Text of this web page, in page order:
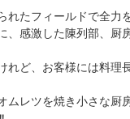
れたフィールドで全力
感激した陳列部、厨
れど、お客様には料理
ムレツを焼き小さな厨